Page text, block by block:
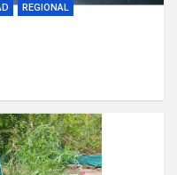
REGIONAL